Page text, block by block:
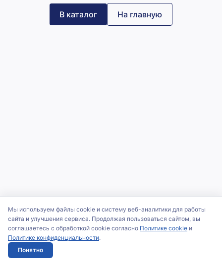
В каталог На главную
Мы используем файлы cookie и систему веб-аналитики для работы
сайта и улучшения сервиса. Продолжая пользоваться сайтом, вы
соглашаетесь с обработкой cookie согласно Политике cookie и
Политике конфиденциальности.
Понятно